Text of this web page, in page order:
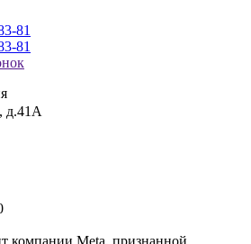
81
81
д.41А
компании Meta, признанной